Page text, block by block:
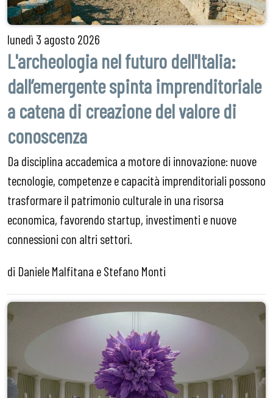
lunedì 3 agosto 2026
L'archeologia nel futuro dell'Italia:
dall’emergente spinta imprenditoriale
a catena di creazione del valore di
conoscenza
Da disciplina accademica a motore di innovazione: nuove
tecnologie, competenze e capacità imprenditoriali possono
trasformare il patrimonio culturale in una risorsa
economica, favorendo startup, investimenti e nuove
connessioni con altri settori.
di Daniele Malfitana e Stefano Monti